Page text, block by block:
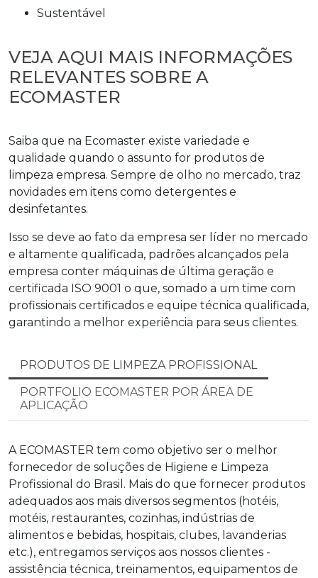
sustentável
VEJA AQUI MAIS INFORMAÇÕES
RELEVANTES SOBRE A
ECOMASTER
Saiba que na Ecomaster existe variedade e
qualidade quando o assunto for produtos de
limpeza empresa. Sempre de olho no mercado, traz
novidades em itens como detergentes e
desinfetantes.
Isso se deve ao fato da empresa ser líder no mercado
e altamente qualificada, padrões alcançados pela
empresa conter máquinas de última geração e
certificada ISO 9001 o que, somado a um time com
profissionais certificados e equipe técnica qualificada,
garantindo a melhor experiência para seus clientes.
PRODUTOS DE LIMPEZA PROFISSIONAL
PORTFOLIO ECOMASTER POR ÁREA DE
APLICAÇÃO
A ECOMASTER tem como objetivo ser o melhor
fornecedor de soluções de Higiene e Limpeza
Profissional do Brasil. Mais do que fornecer produtos
adequados aos mais diversos segmentos (hotéis,
motéis, restaurantes, cozinhas, indústrias de
alimentos e bebidas, hospitais, clubes, lavanderias
etc.), entregamos serviços aos nossos clientes -
assistência técnica, treinamentos, equipamentos de